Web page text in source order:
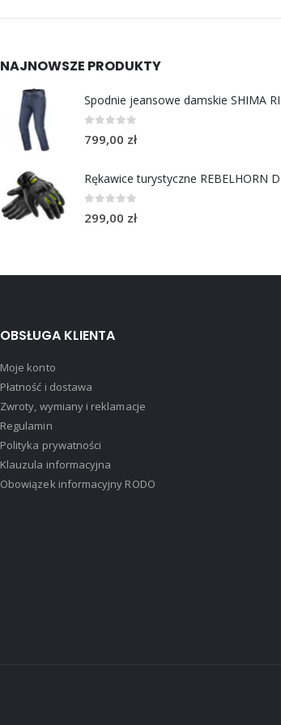
NAJNOWSZE PRODUKTY
out of 5
799,00 zł
out of 5
299,00 zł
OBSŁUGA KLIENTA
Moje konto
Płatność i dostawa
Zwroty, wymiany i reklamacje
Regulamin
Polityka prywatności
Klauzula informacyjna
Obowiązek informacyjny RODO